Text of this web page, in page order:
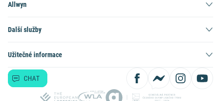
Allwyn
Další služby
Užitečné informace
CHAT